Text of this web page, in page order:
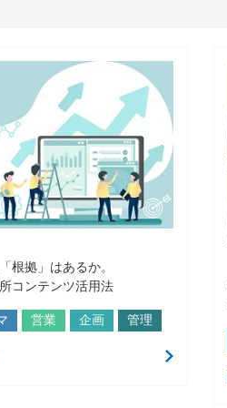
根拠」はあるか。
コンテンツ活用法
営業 企画 管理